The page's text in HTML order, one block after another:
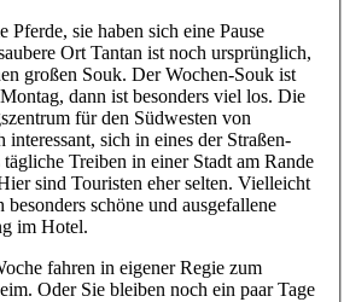
Pferde, sie haben sich eine Pause
Ort Tantan ist noch ursprünglich,
großen Souk. Der Wochen-Souk ist
dann ist besonders viel los. Die
für den Südwesten von
sich in eines der Straßen-
tägliche Treiben in einer Stadt am Rande
sind Touristen eher selten. Vielleicht
schöne und ausgefallene
im Hotel.
fahren in eigener Regie zum
Oder Sie bleiben noch ein paar Tage